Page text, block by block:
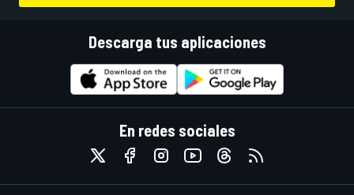
Descarga tus aplicaciones
En redes sociales